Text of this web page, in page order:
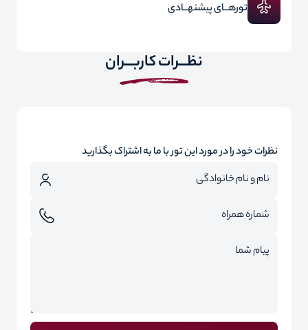
تورهــای پیشنهــادی
نظـــرات کاربـــران
نظرات خود را در مورد این تور با ما به اشتراک بگذارید